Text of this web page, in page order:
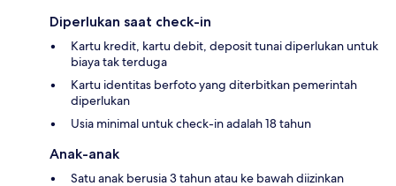
Diperlukan saat check-in
Kartu kredit, kartu debit, deposit tunai diperlukan untuk
biaya tak terduga
Kartu identitas berfoto yang diterbitkan pemerintah
diperlukan
Usia minimal untuk check-in adalah 18 tahun
Anak-anak
Satu anak berusia 3 tahun atau ke bawah diizinkan